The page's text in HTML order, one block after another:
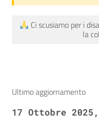
Ci scusiamo per i
la
Ultimo aggiornamento
17 Ottobre